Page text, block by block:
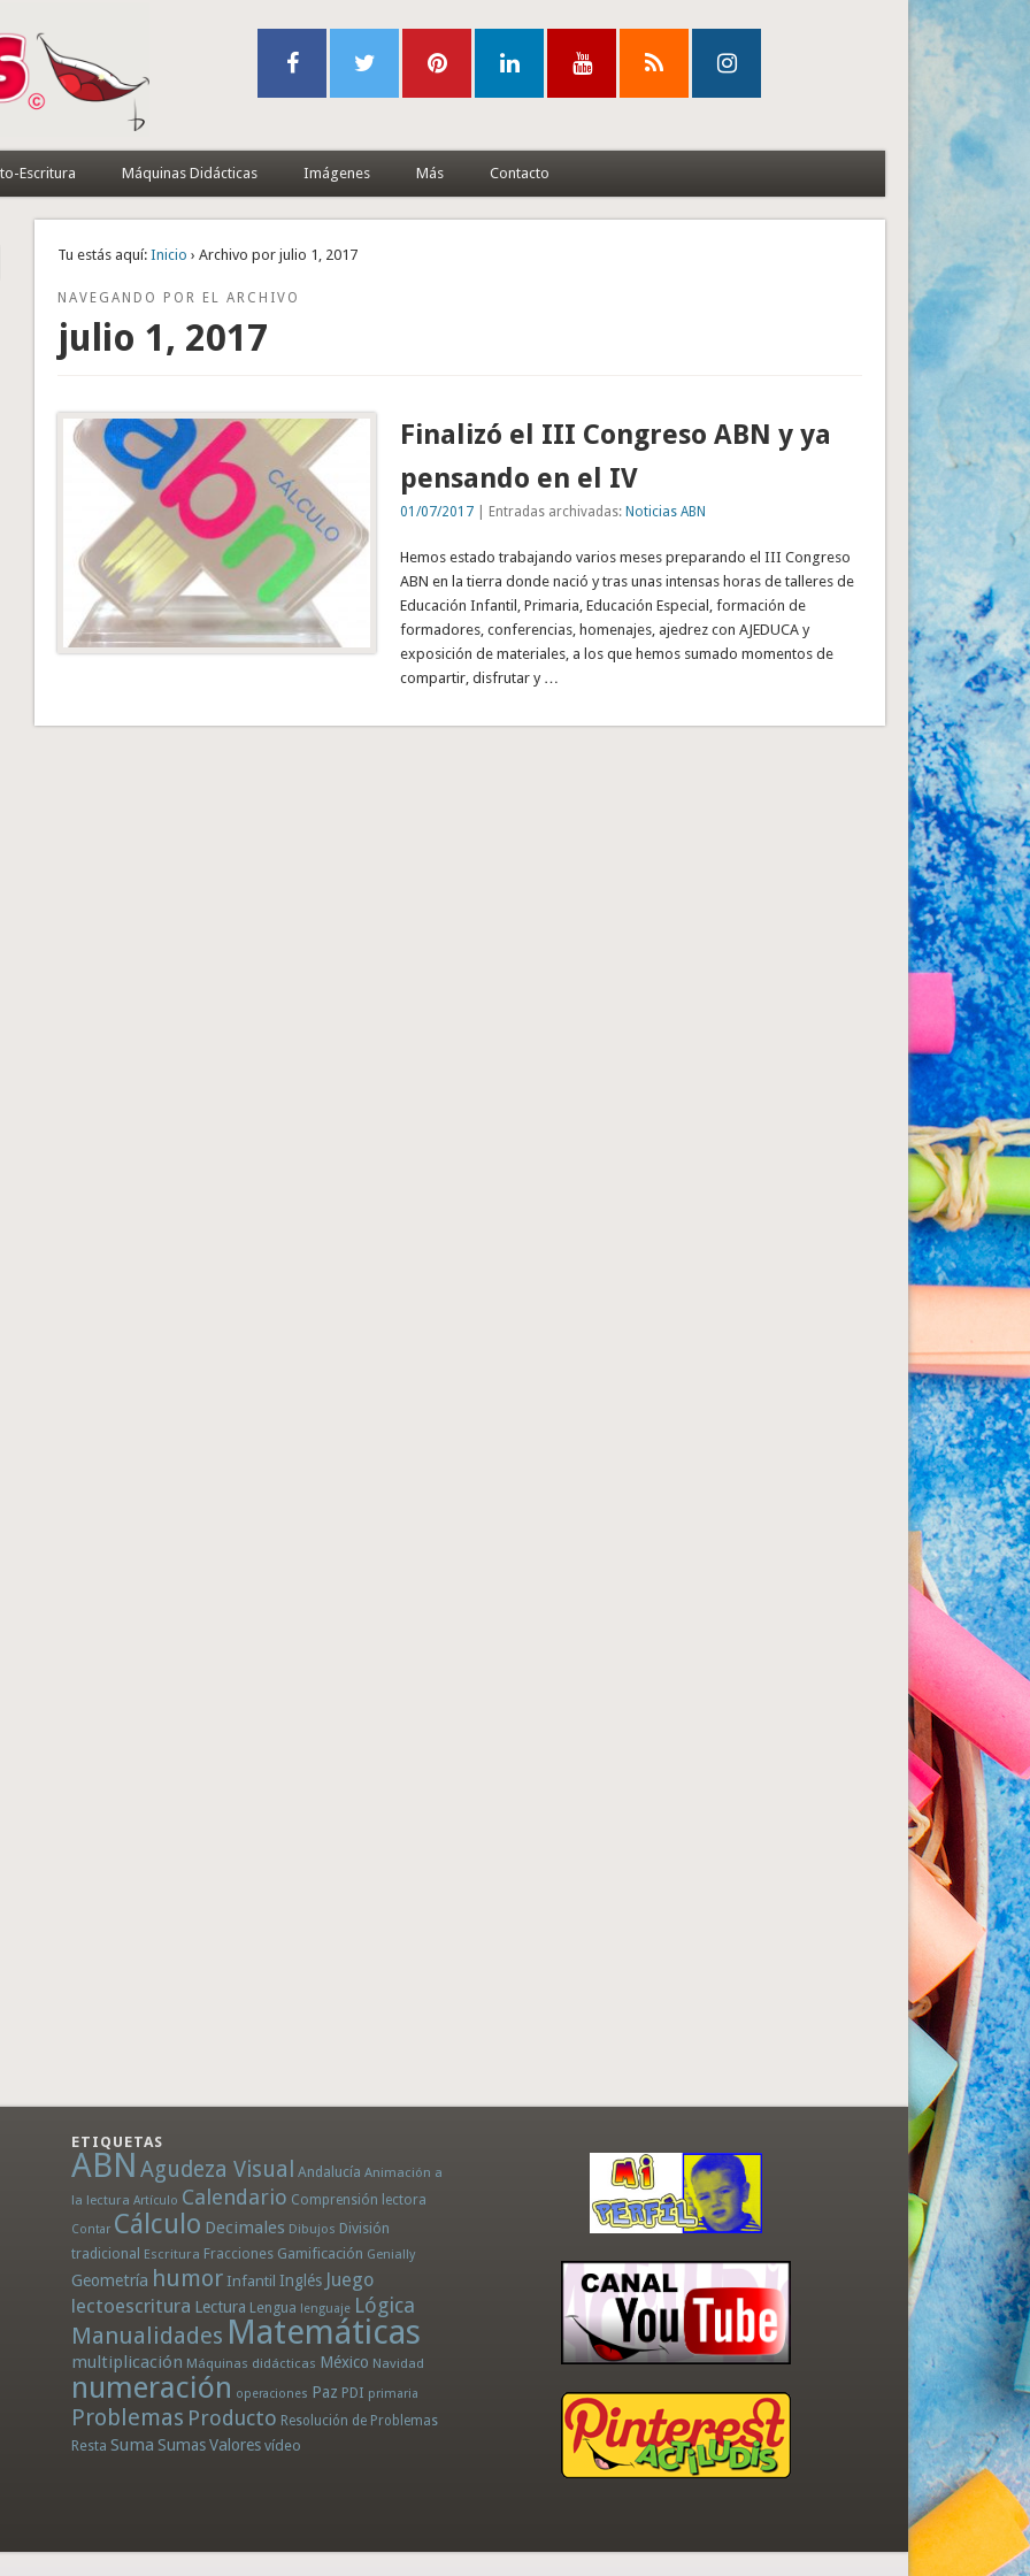
Escritura Máquinas Didácticas Imágenes Más Contacto
Tu estás aquí: Inicio › Archivo por julio 1, 2017
NAVEGANDO POR EL ARCHIVO
julio 1, 2017
Finalizó el III Congreso ABN y ya
pensando en el IV
01/07/2017| Entradas archivadas: Noticias ABN
Hemos estado trabajando varios meses preparando el III Congreso
ABN en la tierra donde nació y tras unas intensas horas de talleres de
Educación Infantil, Primaria, Educación Especial, formación de
formadores, conferencias, homenajes, ajedrez con AJEDUCA y
exposición de materiales, a los que hemos sumado momentos de
compartir, disfrutar y …
ETIQUETAS
ABN Agudeza Visual Andalucía Animación a
la lectura Artículo Calendario Comprensión lectora
Contar Cálculo Decimales Dibujos División
tradicional Escritura Fracciones Gamificación Genially
Geometría humor Infantil Inglés Juego
lectoescritura Lectura Lengua lenguaje Lógica
Manualidades Matemáticas
multiplicación Máquinas didácticas México Navidad
numeración operaciones Paz PDI primaria
Problemas Producto Resolución de Problemas
Resta Suma SumasValores vídeo